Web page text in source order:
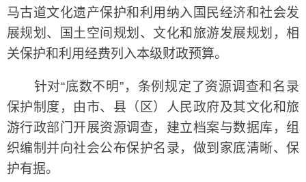
马古道文化遗产保护和利用纳入国民经济和社会发
展规划、国土空间规划、文化和旅游发展规划，相
关保护和利用经费列入本级财政预算。
针对“底数不明”，条例规定了资源调查和名录
保护制度，由市、县（区）人民政府及其文化和旅
游行政部门开展资源调查，建立档案与数据库，组
织编制并向社会公布保护名录，做到家底清晰、保
护有据。